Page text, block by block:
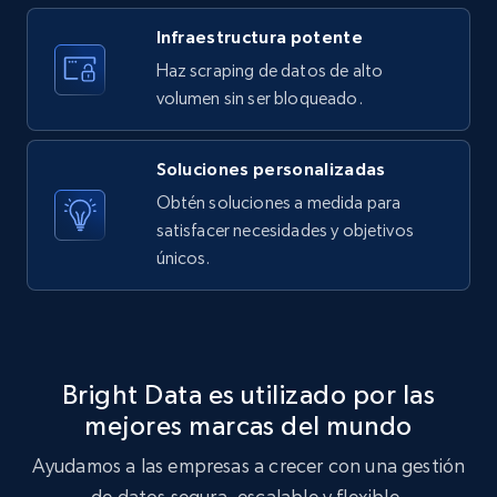
Amazon products search
Asin, URL, Name, Sponsored, Initial price, Final
181+ Prueba gratuita
Target
1.3K+ 176+ Prueba gratuita
Infraestructura potente
Haz scraping de datos de alto
volumen sin ser bloqueado.
Soluciones personalizadas
Obtén soluciones a medida para
satisfacer necesidades y objetivos
únicos.
Bright Data es utilizado por las
mejores marcas del mundo
Ayudamos a las empresas a crecer con una gestión